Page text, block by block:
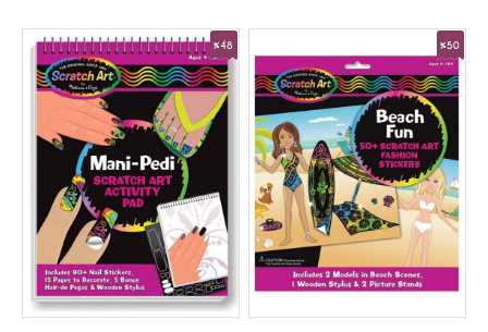
%48
Sale
%50
Sale